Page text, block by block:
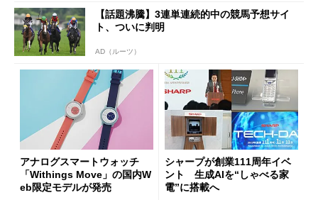
【話題沸騰】3連単連続的中の競馬予想サイ
ト、ついに判明
AD（ルーツ）
アナログスマートウォッチ
「Withings Move」の国内W
eb限定モデルが発売
シャープが創業111周年イベ
ント 生成AIを“しゃべる家
電”に搭載へ